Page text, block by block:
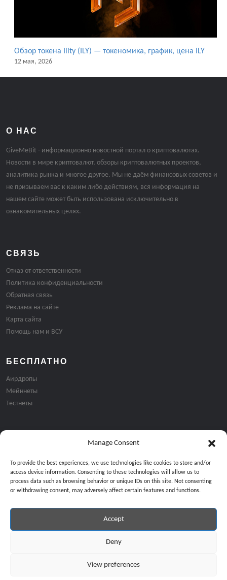
Manage Consent
To provide the best experiences, we use technologies like cookies to store and/or
access device information. Consenting to these technologies will allow us to
process data such as browsing behavior or unique IDs on this site. Not consenting
or withdrawing consent, may adversely affect certain features and functions.
Accept
Deny
View preferences
Обзор токена Ility (ILY) — токеномика, график, цена ILY
12 мая, 2026
О НАС
GiveMeBit - информационно новостной портал о криптовалютах.
Новости в мире криптовалют, обзоры криптовалютных проектов,
аналитика рынка и многое другое. Мы не даём финансовых советов и
не призываем вас к каким либо действиям, вся информация на
нашем сайте может быть использована исключительно в
ознакомительных целях.
СВЯЗЬ
Отказ от ответственности
Политика конфиденциальности
Обратная связь
Реклама на сайте
Карта сайта
Помощь нам и ВСУ
БЕСПЛАТНО
Аирдропы
Мейннеты
Тестнеты
Подписка на email рассылку:
Продолжая, вы соглашаетесь с нашей политикой
Copyright © 2024 All Rights Reserved by